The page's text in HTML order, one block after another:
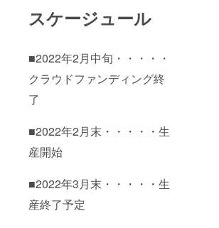
スケージュール
■2022年2月中旬・・・・・
クラウドファンディング終
了
■2022年2月末・・・・・生
産開始
■2022年3月末・・・・・生
産終了予定